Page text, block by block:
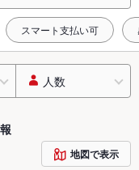
スマート支払い可
人数
地図で表示